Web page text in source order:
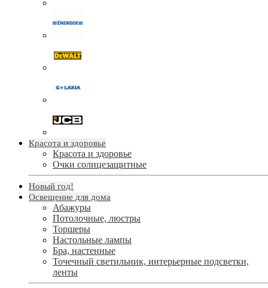
Красота и здоровье
Красота и здоровье
Очки солнцезащитные
Новый год!
Освещение для дома
Абажуры
Потолочные, люстры
Торшеры
Настольные лампы
Бра, настенные
Точечный светильник, интерьерные подсветки,
ленты